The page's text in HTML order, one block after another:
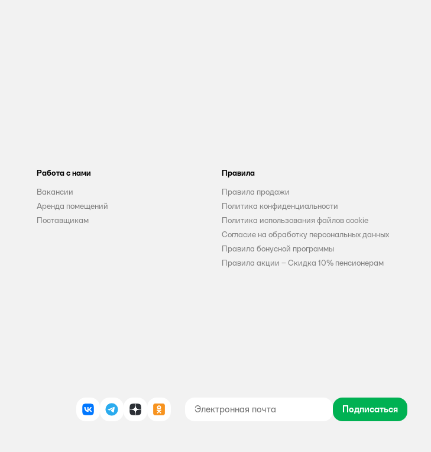
Работа с нами
Вакансии
Аренда помещений
Поставщикам
Правила
Правила продажи
Политика конфиденциальности
Политика использования файлов cookie
Согласие на обработку персональных данных
Правила бонусной программы
Правила акции – Скидка 10% пенсионерам
ВКонтакте
TelegramДзен Одноклассники Подписаться